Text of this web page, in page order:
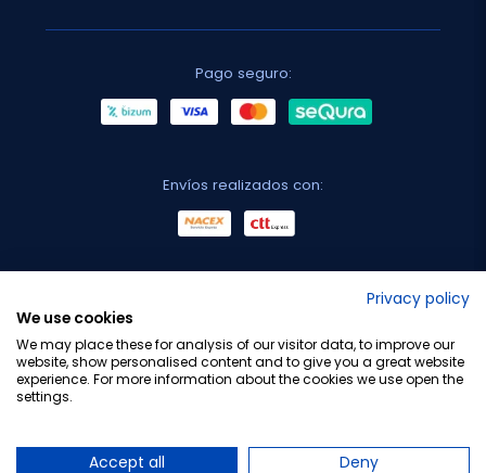
Pago seguro:
Envíos realizados con:
Privacy policy
We use cookies
We may place these for analysis of our visitor data, to improve our
website, show personalised content and to give you a great website
experience. For more information about the cookies we use open the
settings.
Accept all Deny